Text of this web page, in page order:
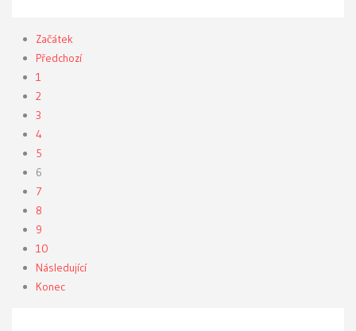
Začátek
Předchozí
1
2
3
4
5
6
7
8
9
10
Následující
Konec